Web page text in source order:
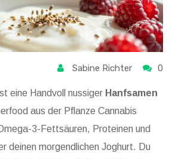
Sabine Richter 0
eine Handvoll nussiger Hanfsamen
aus der Pflanze Cannabis
3-Fettsäuren, Proteinen und
deinen morgendlichen Joghurt. Du